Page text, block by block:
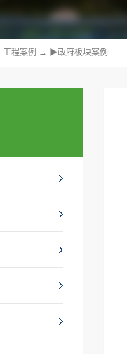
工程案例 → ▶政府板块案例